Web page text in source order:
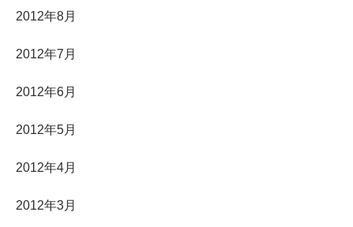
2012年8月
2012年7月
2012年6月
2012年5月
2012年4月
2012年3月